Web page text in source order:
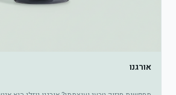
אורגנו